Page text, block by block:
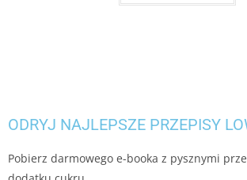
ODRYJ NAJLEPSZE PRZEPISY
Pobierz darmowego e-booka z pysznymi